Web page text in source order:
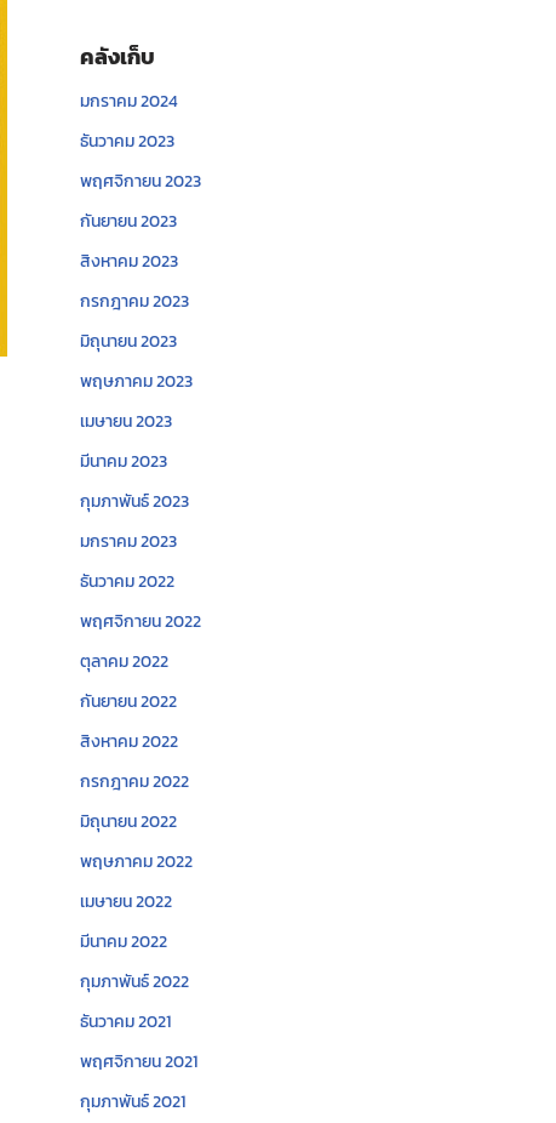
คลังเก็บ
มกราคม 2024
ธันวาคม 2023
พฤศจิกายน 2023
กันยายน 2023
สิงหาคม 2023
กรกฎาคม 2023
มิถุนายน 2023
พฤษภาคม 2023
เมษายน 2023
มีนาคม 2023
กุมภาพันธ์ 2023
มกราคม 2023
ธันวาคม 2022
พฤศจิกายน 2022
ตุลาคม 2022
กันยายน 2022
สิงหาคม 2022
กรกฎาคม 2022
มิถุนายน 2022
พฤษภาคม 2022
เมษายน 2022
มีนาคม 2022
กุมภาพันธ์ 2022
ธันวาคม 2021
พฤศจิกายน 2021
กุมภาพันธ์ 2021